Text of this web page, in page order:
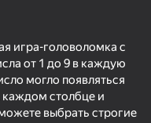
Blast 2048
Судоку
игра-головоломка с
от 1 до 9 в каждую
могло появляться
каждом столбце и
выбрать строгие